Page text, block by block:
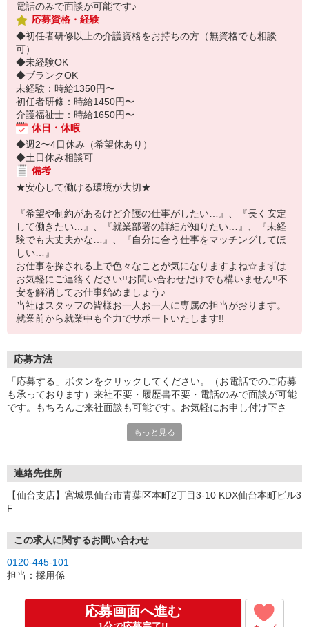
電話のみで面談が可能です♪
応募資格・経験
◆初任者研修以上の介護資格をお持ちの方（無資格でも相談
可）
◆未経験OK
◆ブランクOK
未経験：時給1350円〜
初任者研修：時給1450円〜
介護福祉士：時給1650円〜
休日・休暇
◆週2〜4日休み（希望休あり）
◆土日休み相談可
備考
★安心して働ける環境が大切★
『希望や制約があるけど介護の仕事がしたい…』、『長く安定
して働きたい…』、『就業部署の詳細が知りたい…』、『未経
験でも大丈夫かな…』、『自分に合う仕事をマッチングしてほ
しい…』
お仕事を探される上で色々なことが気になりますよね☆まずは
お気軽にご連絡ください!!お問い合わせだけでも構いません!!不
安を解消してお仕事始めましょう♪
当社はスタッフの皆様お一人お一人に専属の担当がおります。
就業前から就業中も全力でサポートいたします!!
応募方法
「応募する」ボタンをクリックしてください。（お電話でのご応募
も承っております）来社不要・履歴書不要・電話のみで面談が可能
です。もちろんご来社面談も可能です。お気軽にお申し付け下さ
もっと見る
連絡先住所
【仙台支店】宮城県仙台市青葉区本町2丁目3-10 KDX仙台本町ビル3
F
この求人に関するお問い合わせ
0120-445-101
担当：採用係
応募画面へ進む